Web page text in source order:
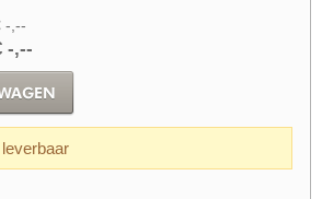
-,--
-,--